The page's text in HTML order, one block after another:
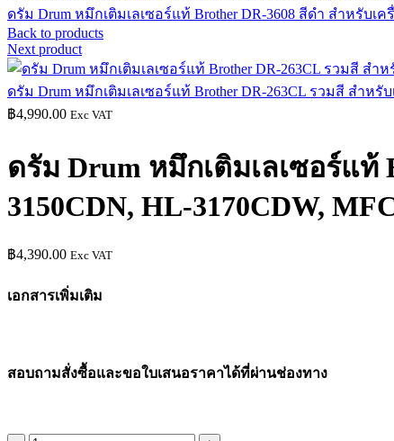
ดรัม Drum หมึกเติมเลเซอร์แท้ Brother DR-3608 สีดำ สำหรับเ
Back to products
Next product
ดรัม Drum หมึกเติมเลเซอร์แท้ Brother DR-263CL รวมสี สำหรั
฿4,990.00 Exc VAT
ดรัม Drum หมึกเติมเลเซอร์แท้
3150CDN, HL-3170CDW,
฿4,390.00 Exc VAT
เอกสารเพิ่มเติม
สอบถามสั่งซื้อและขอใบเสนอราคาได้ที่ผ่านช่องทาง